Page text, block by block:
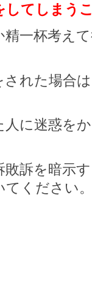
してしまう
一杯考え
れた場合
に迷惑を
訴を暗示
てください